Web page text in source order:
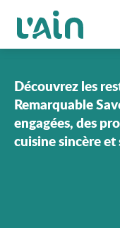
contenu
Accueil Savourer
Label Table Remarquable
Découvrez les
Remarquable
engagées, des
cuisine sincère et